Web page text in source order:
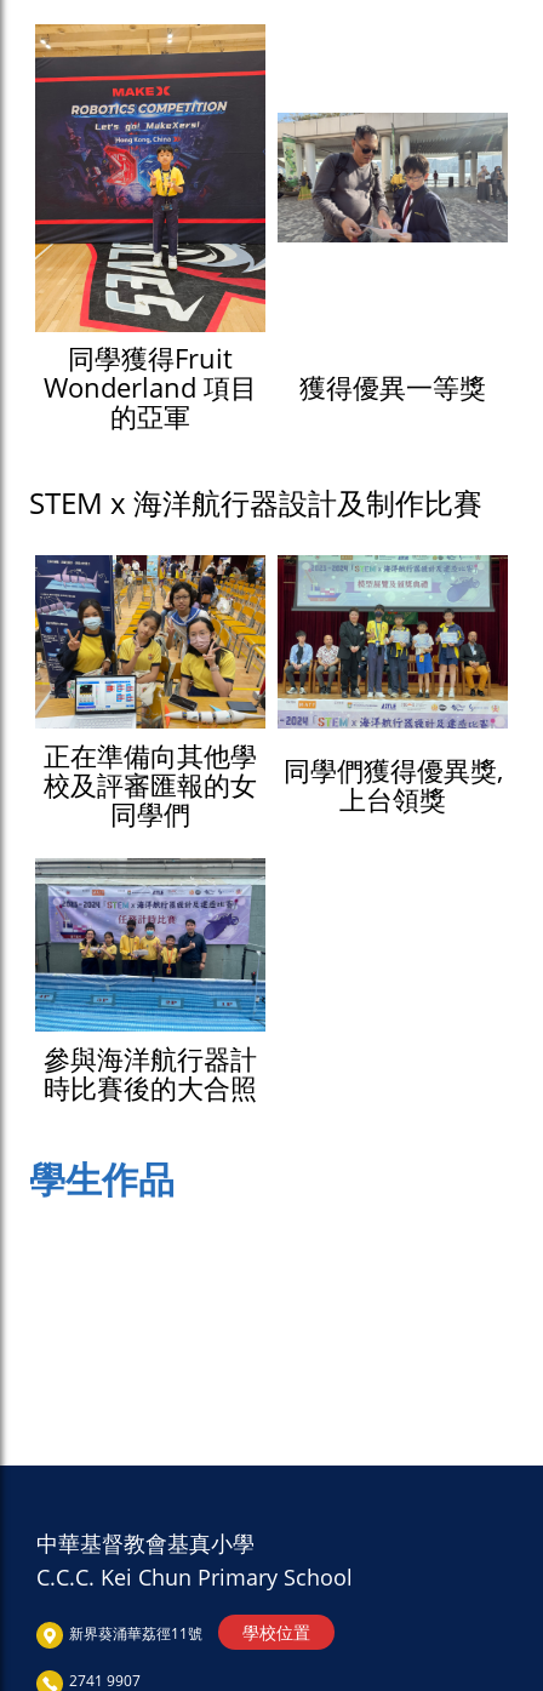
同學獲得Fruit
Wonderland 項目
的亞軍
獲得優異一等獎
STEM x 海洋航行器設計及制作比賽
正在準備向其他學
校及評審匯報的女
同學們
同學們獲得優異獎,
上台領獎
參與海洋航行器計
時比賽後的大合照
學生作品
中華基督教會基真小學
C.C.C. Kei Chun Primary School
新界葵涌華荔徑11號 學校位置
2741 9907